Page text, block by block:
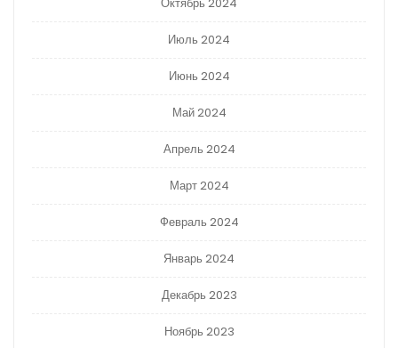
Июль 2024
Июнь 2024
Май 2024
Апрель 2024
Март 2024
Февраль 2024
Январь 2024
Декабрь 2023
Ноябрь 2023